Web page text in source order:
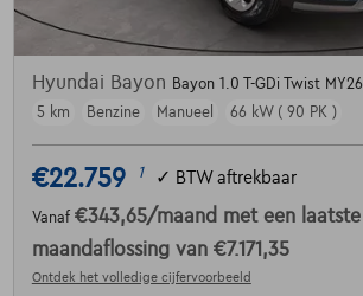
Hyundai Bayon Bayon 1.0 T-GDi Twist MY26
5 km
Benzine Manueel 66 kW ( 90 PK )
€22.759 1 ✓ BTW aftrekbaar
Vanaf €343,65/maand met een laatste
maandaflossing van €7.171,35
Ontdek het volledige cijfervoorbeeld